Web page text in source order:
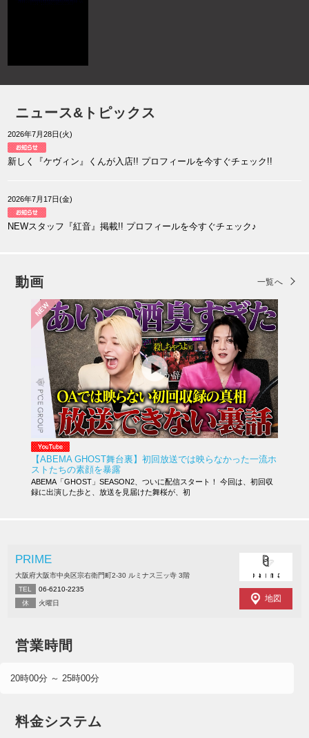
ニュース&トピックス
2026年7月28日(火)
新しく『ケヴィン』くんが入店!! プロフィールを今すぐチェック!!
2026年7月17日(金)
NEWスタッフ『紅音』掲載!! プロフィールを今すぐチェック♪
動画 一覧へ
NEW
【ABEMA GHOST舞台裏】初回放送では映らなかった一流ホ
ストたちの素顔を暴露
ABEMA「GHOST」SEASON2、ついに配信スタート！ 今回は、初回収
録に出演した歩と、放送を見届けた舞桜が、初
PRIME
大阪府大阪市中央区宗右衛門町2-30 ルミナス三ッ寺 3階
TEL
06-6210-2235
休
火曜日 地図
営業時間
20時00分 ～ 25時00分
料金システム